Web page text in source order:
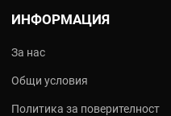
ИНФОРМАЦИЯ
За нас
Общи условия
Политика за поверителност